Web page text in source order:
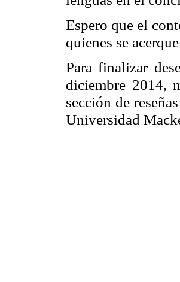
Espero que el
quienes se
Para finalizar
diciembre 2014,
sección de
Universidad